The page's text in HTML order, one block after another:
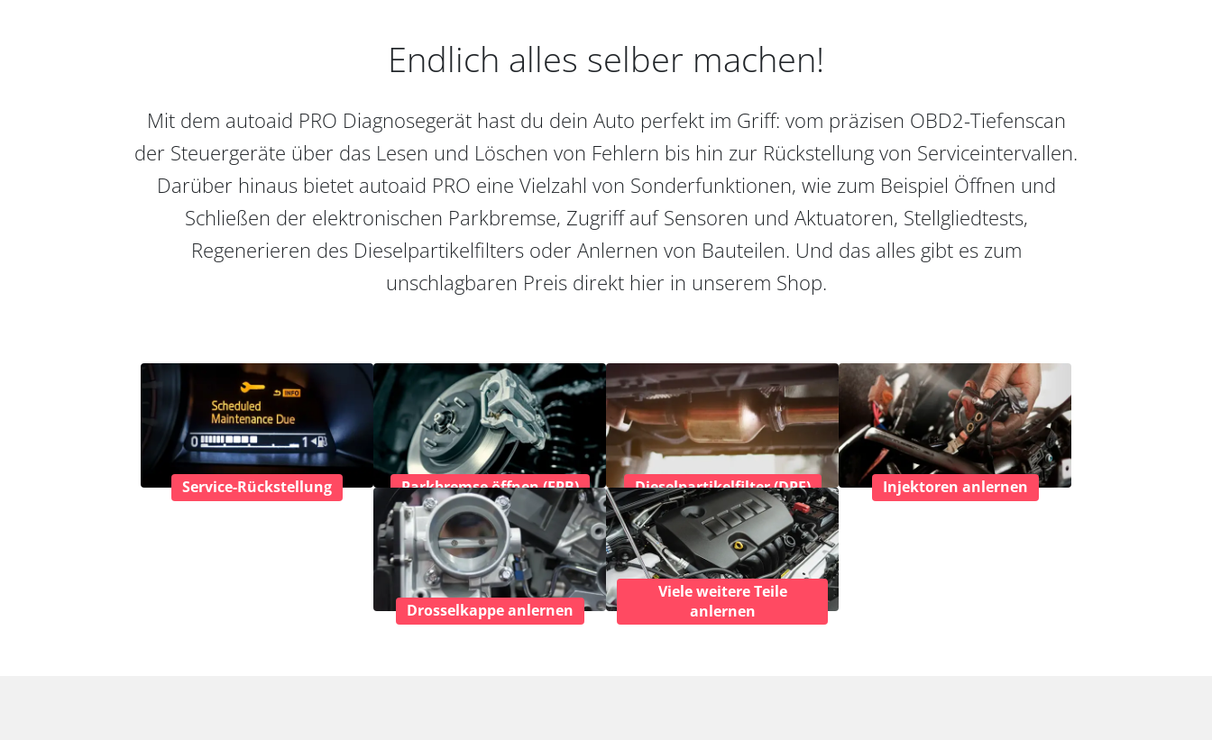
Endlich alles selber machen!
Mit dem autoaid PRO Diagnosegerät hast du dein Auto perfekt im Griff: vom präzisen OBD2-Tiefenscan
der Steuergeräte über das Lesen und Löschen von Fehlern bis hin zur Rückstellung von Serviceintervallen.
Darüber hinaus bietet autoaid PRO eine Vielzahl von Sonderfunktionen, wie zum Beispiel Öffnen und
Schließen der elektronischen Parkbremse, Zugriff auf Sensoren und Aktuatoren, Stellgliedtests,
Regenerieren des Dieselpartikelfilters oder Anlernen von Bauteilen. Und das alles gibt es zum
unschlagbaren Preis direkt hier in unserem Shop.
Service-Rückstellung Parkbremse öffnen (EPB) Dieselpartikelfilter (DPF) Injektoren anlernen
Drosselkappe anlernen
Viele weitere Teile
anlernen